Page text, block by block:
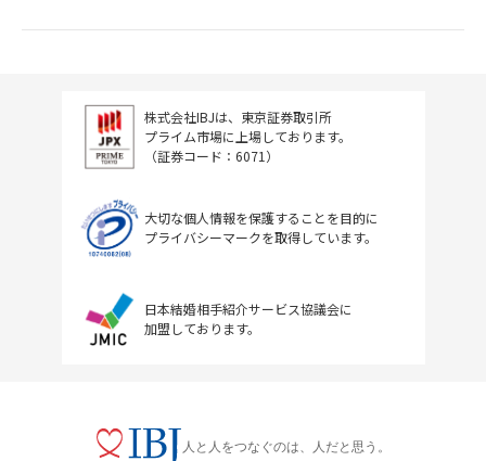
株式会社IBJは、東京証券取引所
プライム市場に上場しております。
（証券コード：6071）
大切な個人情報を保護することを目的に
プライバシーマークを取得しています。
日本結婚相手紹介サービス協議会に
加盟しております。
人と人をつなぐのは、人だと思う。